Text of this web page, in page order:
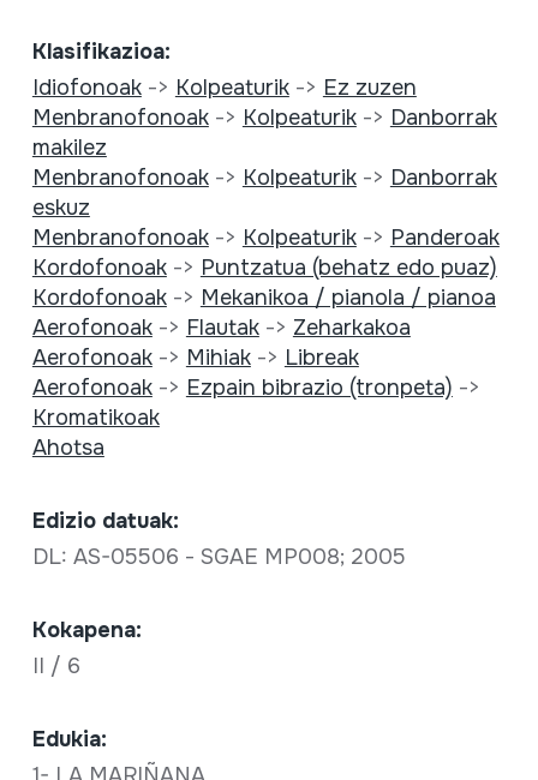
Klasifikazioa:
Idiofonoak-> Kolpeaturik-> Ez zuzen
Menbranofonoak-> Kolpeaturik-> Danborrak
makilez
Menbranofonoak-> Kolpeaturik-> Danborrak
eskuz
Menbranofonoak-> Kolpeaturik-> Panderoak
Kordofonoak-> Puntzatua (behatz edo puaz)
Kordofonoak-> Mekanikoa / pianola / pianoa
Aerofonoak-> Flautak-> Zeharkakoa
Aerofonoak-> Mihiak-> Libreak
Aerofonoak-> Ezpain bibrazio (tronpeta) ->
Kromatikoak
Ahotsa
Edizio datuak:
DL: AS-05506 - SGAE MP008; 2005
Kokapena:
II / 6
Edukia: